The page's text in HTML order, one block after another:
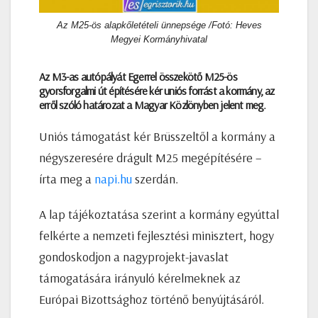
Az M25-ös alapkőletételi ünnepsége /Fotó: Heves
Megyei Kormányhivatal
Az M3-as autópályát Egerrel összekötő M25-ös
gyorsforgalmi út építésére kér uniós forrást a kormány, az
erről szóló határozat a Magyar Közlönyben jelent meg.
Uniós támogatást kér Brüsszeltől a kormány a
négyszeresére drágult M25 megépítésére –
írta meg a napi.huszerdán.
A lap tájékoztatása szerint a kormány egyúttal
felkérte a nemzeti fejlesztési minisztert, hogy
gondoskodjon a nagyprojekt-javaslat
támogatására irányuló kérelmeknek az
Európai Bizottsághoz történő benyújtásáról.